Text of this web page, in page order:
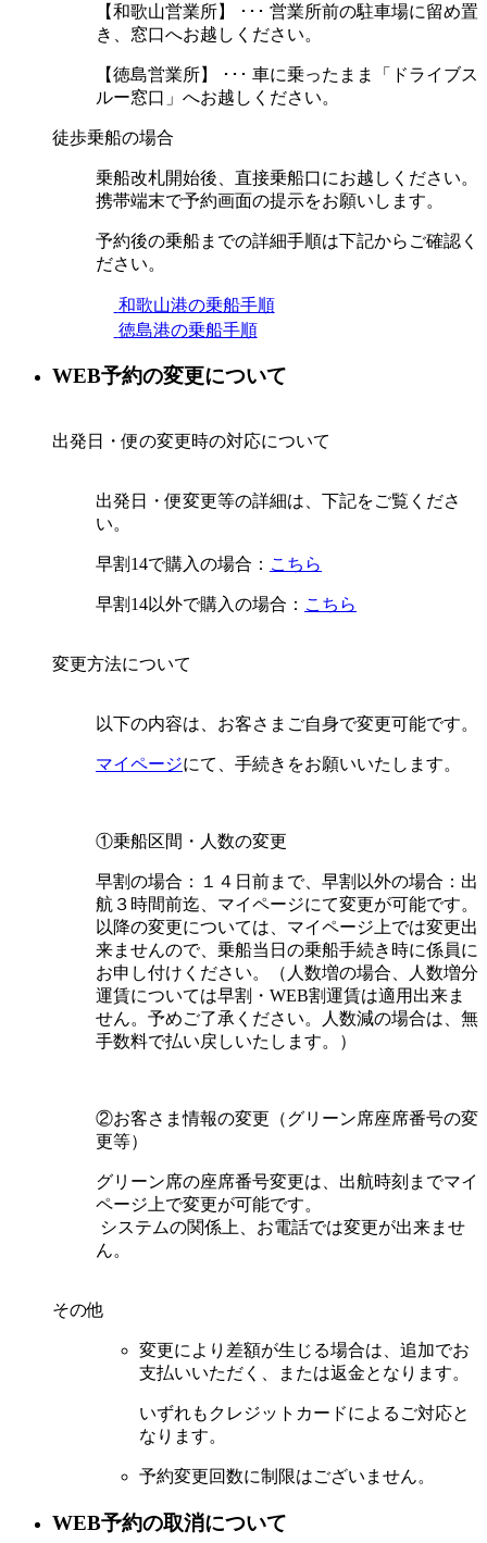
【和歌山営業所】
･･･ 営業所前の駐車場に留め置
き、窓口へお越しください。
【徳島営業所】
･･･ 車に乗ったまま「ドライブス
ルー窓口」へお越しください。
徒歩乗船の場合
乗船改札開始後、直接乗船口にお越しください。
携帯端末で予約画面の提示をお願いします。
予約後の乗船までの詳細手順は下記からご確認く
ださい。
和歌山港の乗船手順
徳島港の乗船手順
WEB予約の変更について
出発日・便の変更時の対応について
出発日・便変更等の詳細は、下記をご覧くださ
い。
早割14で購入の場合： こちら
早割14以外で購入の場合： こちら
変更方法について
以下の内容は、お客さまご自身で変更可能です。
マイページにて、手続きをお願いいたします。
①乗船区間・人数の変更
早割の場合：１４日前まで、早割以外の場合：出
航３時間前迄、マイページにて変更が可能です。
以降の変更については、マイページ上では変更出
来ませんので、乗船当日の乗船手続き時に係員に
お申し付けください。
（人数増の場合、人数増分
運賃については早割・WEB割運賃は適用出来ま
せん。予めご了承ください。人数減の場合は、無
手数料で払い戻しいたします。）
②お客さま情報の変更（グリーン席座席番号の変
更等）
グリーン席の座席番号変更は、出航時刻までマイ
ページ上で変更が可能です。
システムの関係上、お電話では変更が出来ませ
ん。
その他
変更により差額が生じる場合は、追加でお
支払いいただく、または返金となります。
いずれもクレジットカードによるご対応と
なります。
予約変更回数に制限はございません。
WEB予約の取消について